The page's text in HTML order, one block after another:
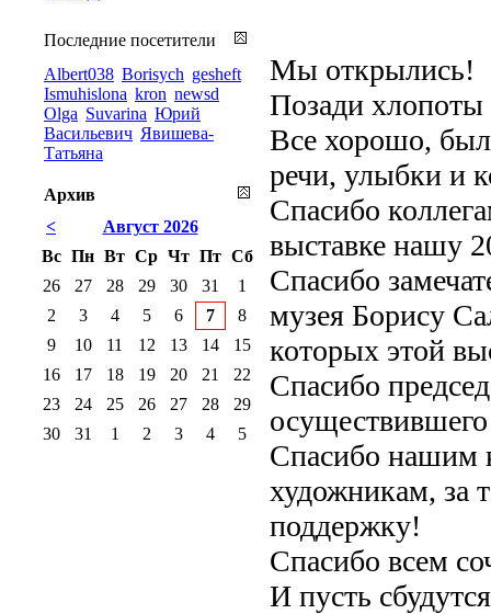
Мы открылись!
Позади хлопоты
Все хорошо,
речи, улыбки и
Спасибо
выставке нашу
Спасибо
музея Борису
которых этой
Спасибо
Спасибо нашим
художникам, за
поддержку!
Спасибо всем
И пусть
Последние посетители
Albert038 Borisych gesheft
Ismuhislona kron newsd
Olga Suvarina Юрий
Васильевич Явишева-
Татьяна
Архив
<
Август 2026
Вс Пн Вт Ср Чт Пт Сб
26
27 28 29 30 31
1
2
3 4 5 6 7
8
9
10 11 12 13 14
15
16
17 18 19 20 21
22
23
24 25 26 27 28
29
30
31 1 2 3 4 5